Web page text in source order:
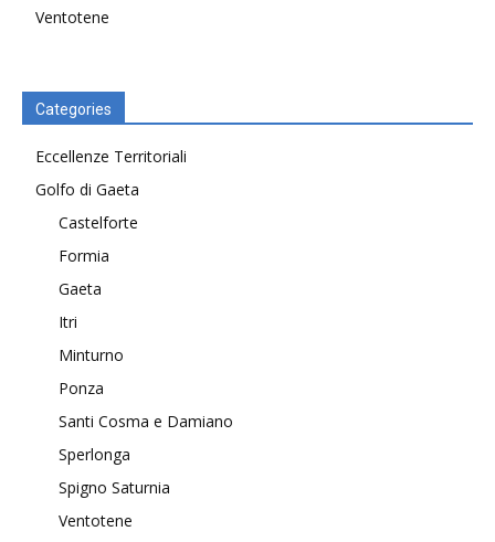
Ventotene
Categories
Eccellenze Territoriali
Golfo di Gaeta
Castelforte
Formia
Gaeta
Itri
Minturno
Ponza
Santi Cosma e Damiano
Sperlonga
Spigno Saturnia
Ventotene